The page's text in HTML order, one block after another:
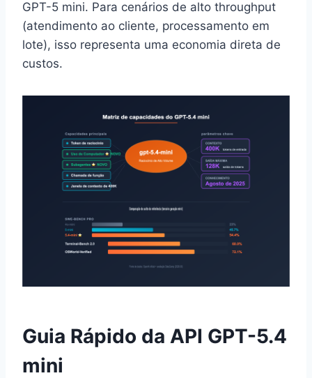
GPT-5 mini. Para cenários de alto throughput
(atendimento ao cliente, processamento em
lote), isso representa uma economia direta de
custos.
Guia Rápido da API GPT-5.4
mini